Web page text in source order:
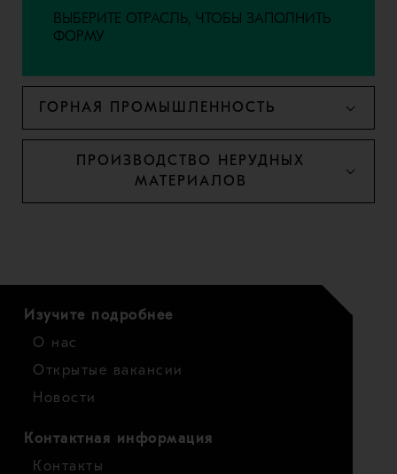
ВЫБЕРИТЕ ОТРАСЛЬ, ЧТОБЫ ЗАПОЛНИТЬ
ФОРМУ
ГОРНАЯ ПРОМЫШЛЕННОСТЬ
ПРОИЗВОДСТВО НЕРУДНЫХ
МАТЕРИАЛОВ
Изучите подробнее
О нас
Открытые вакансии
Новости
Контактная информация
Контакты